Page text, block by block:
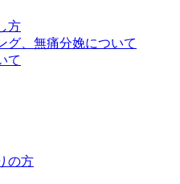
方
グ、無痛分娩について
て
の方